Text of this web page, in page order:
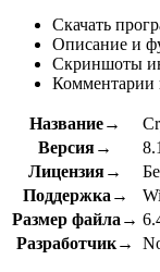
Скачать
Описание и
Скриншоты
Комментарии
Название→
Версия→
Лицензия→
Поддержка→
Размер файла→
Разработчик→